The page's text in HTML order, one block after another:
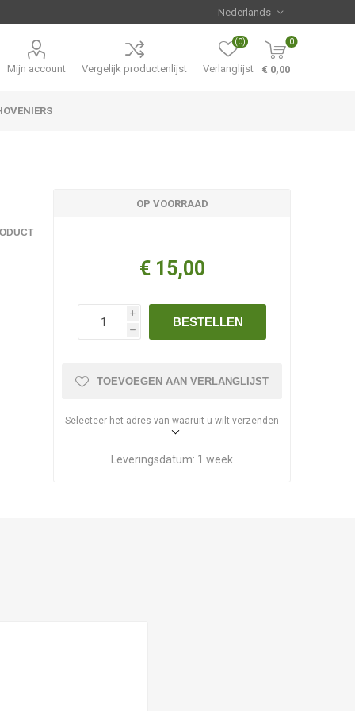
Mijn account Vergelijk productenlijst Verlanglijst
(0) 0
€ 0,00
OP VOORRAAD
€ 15,00
i
h
BESTELLEN
TOEVOEGEN AAN VERLANGLIJST
Selecteer het adres van waaruit u wilt verzenden
Leveringsdatum: 1 week